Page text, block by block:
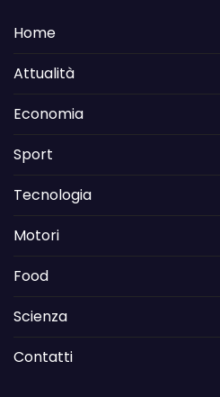
Home
Attualità
Economia
Sport
Tecnologia
Motori
Food
Scienza
Contatti